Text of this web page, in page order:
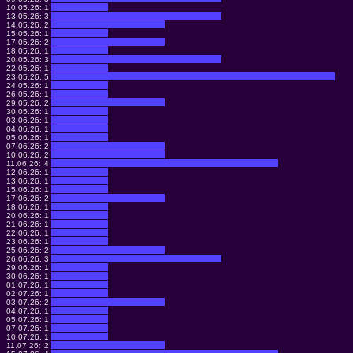
10.05.26: 1
13.05.26: 3
14.05.26: 2
15.05.26: 1
17.05.26: 2
18.05.26: 1
20.05.26: 3
22.05.26: 1
23.05.26: 5
24.05.26: 1
26.05.26: 1
29.05.26: 2
30.05.26: 1
03.06.26: 1
04.06.26: 1
05.06.26: 1
07.06.26: 2
10.06.26: 2
11.06.26: 4
12.06.26: 1
13.06.26: 1
15.06.26: 1
17.06.26: 2
18.06.26: 1
20.06.26: 1
21.06.26: 1
22.06.26: 1
23.06.26: 1
25.06.26: 2
26.06.26: 3
29.06.26: 1
30.06.26: 1
01.07.26: 1
02.07.26: 1
03.07.26: 2
04.07.26: 1
05.07.26: 1
07.07.26: 1
10.07.26: 1
11.07.26: 2